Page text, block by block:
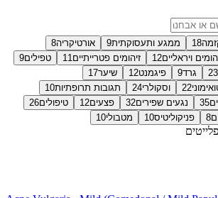
18 ממגע ותעסוקתית9 אורטיקריה8
ויראליים12 זיהומים פטרייתיים11 טפילים9
23 גרד9 פיגמנט12 שיער17
22 וסקולרי24 תגובות תרופתיות10
35 נגעים שפירים32 פצעים12 טיפולים26
8 פניקוליטיס10 מטבולי10